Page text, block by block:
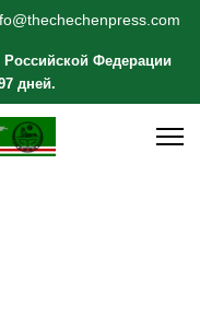
Федерации
дней.